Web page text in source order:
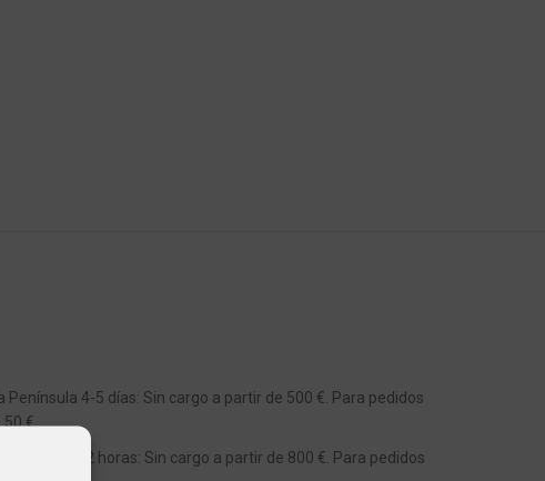
Península 4-5 días: Sin cargo a partir de 500 €. Para pedidos
50 €
48-72 horas: Sin cargo a partir de 800 €. Para pedidos